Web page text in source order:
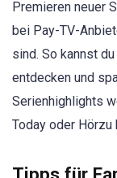
Premieren neuer
bei Pay-TV-
sind. So kannst
entdecken und
Serienhighlights
Today oder